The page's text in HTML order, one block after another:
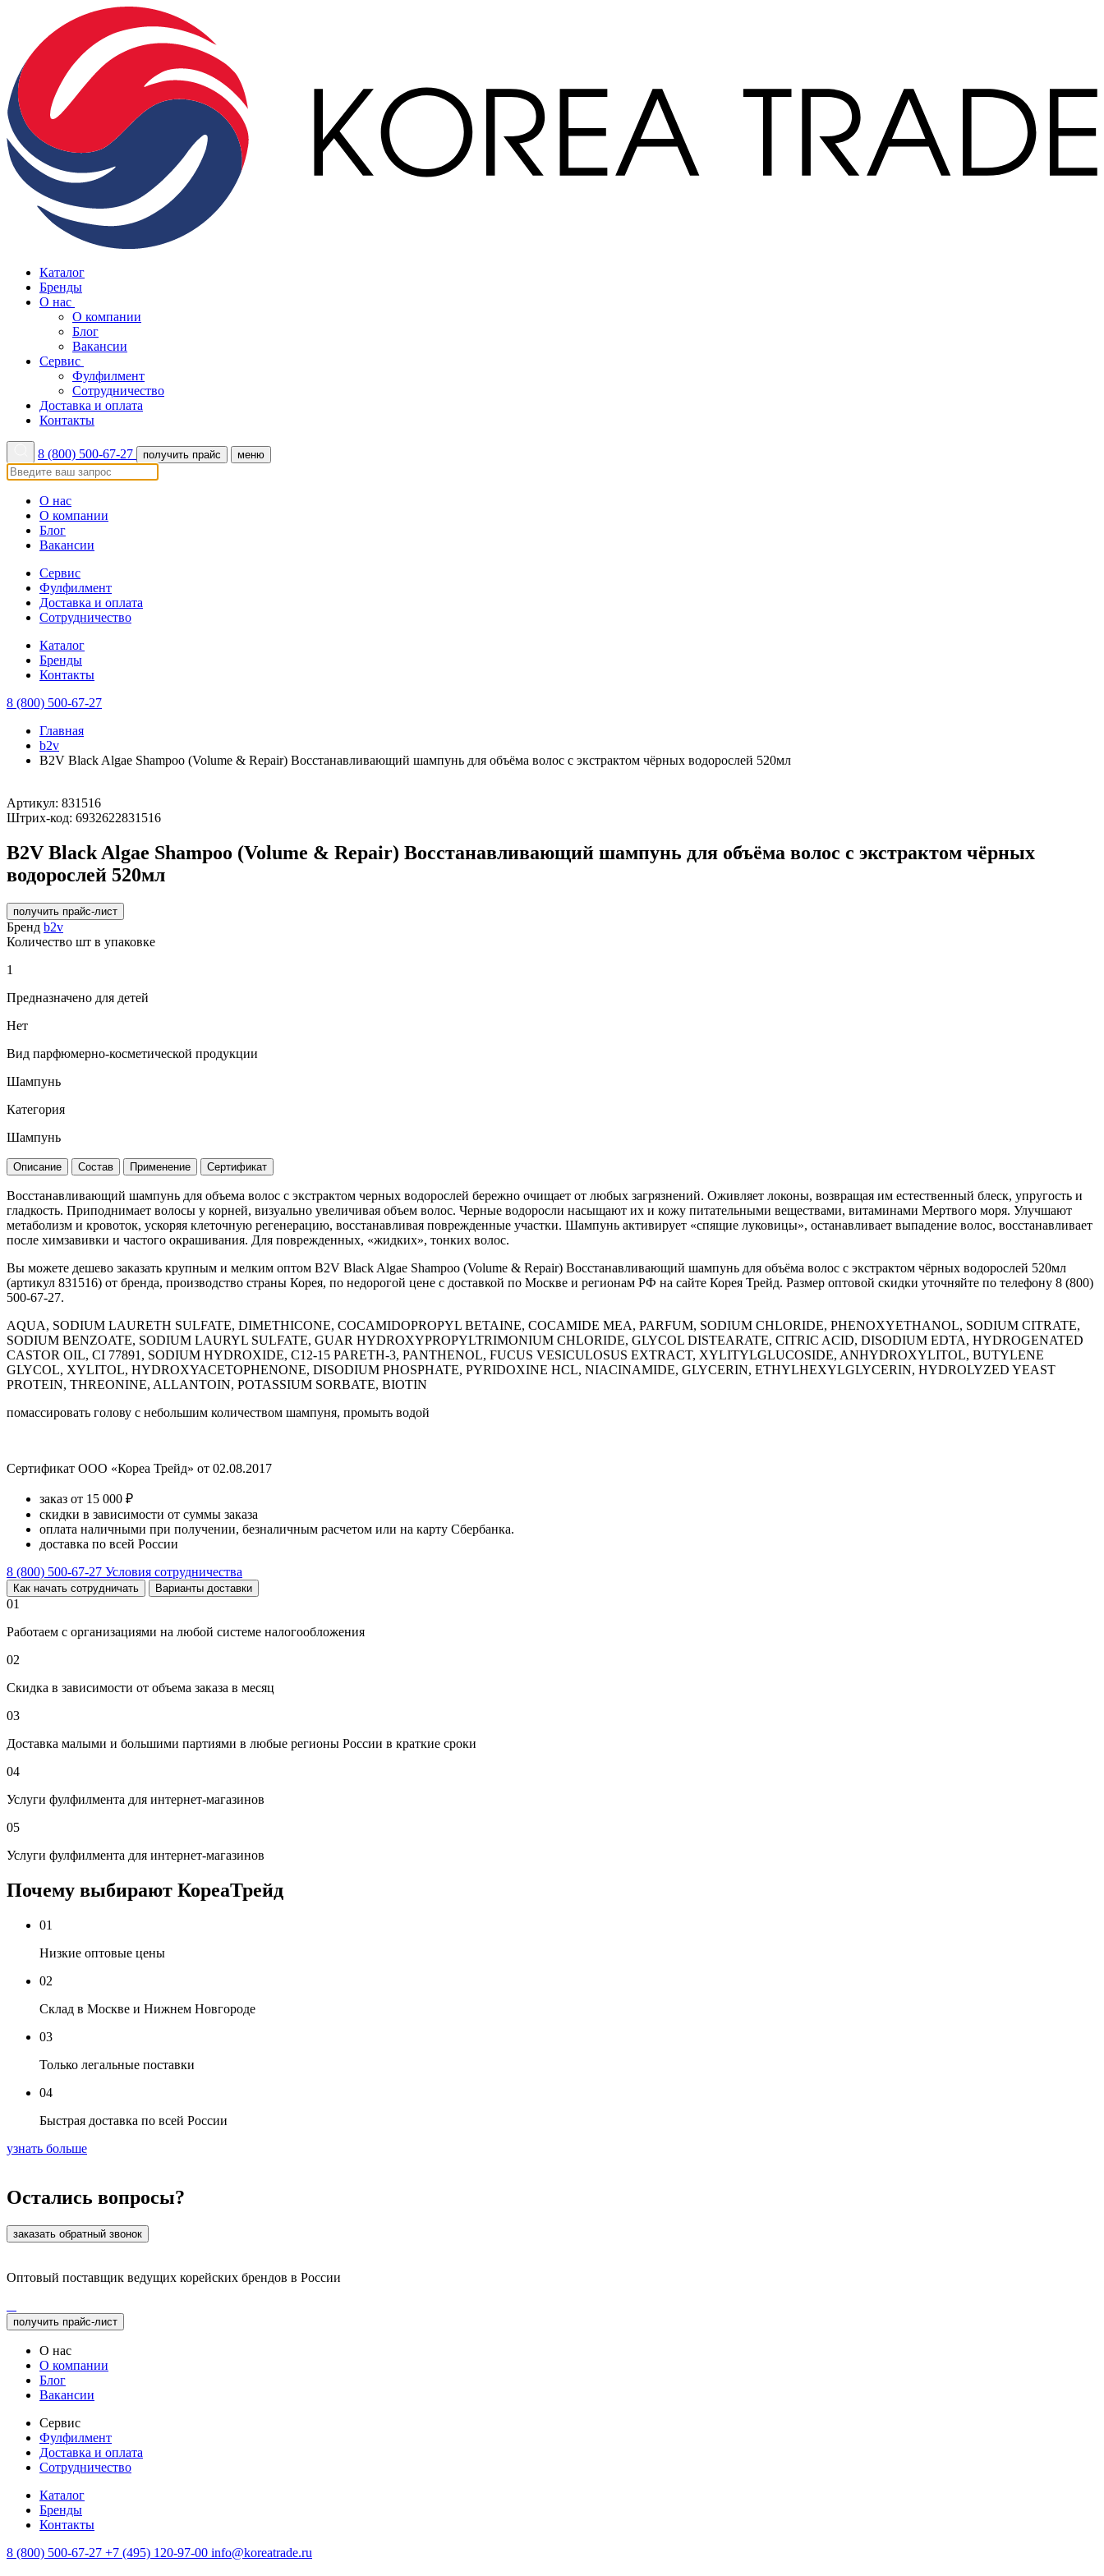
Каталог
Бренды
О нас
О компании
Блог
Вакансии
Сервис
Фулфилмент
Сотрудничество
Доставка и оплата
Контакты
8 (800) 500-67-27 получить прайс меню
О нас
О компании
Блог
Вакансии
Сервис
Фулфилмент
Доставка и оплата
Сотрудничество
Каталог
Бренды
Контакты
8 (800) 500-67-27
Главная
b2v
B2V Black Algae Shampoo (Volume & Repair) Восстанавливающий шампунь для объёма волос с экстрактом чёрных водорослей 520мл
Артикул: 831516
Штрих-код: 6932622831516
B2V Black Algae Shampoo (Volume & Repair) Восстанавливающий шампунь для объёма волос с экстрактом чёрных
водорослей 520мл
получить прайс-лист
Бренд b2v
Количество шт в упаковке
1
Предназначено для детей
Нет
Вид парфюмерно-косметической продукции
Шампунь
Категория
Шампунь
Описание Состав Применение Сертификат
Восстанавливающий шампунь для объема волос с экстрактом черных водорослей бережно очищает от любых загрязнений. Оживляет локоны, возвращая им естественный блеск, упругость и
гладкость. Приподнимает волосы у корней, визуально увеличивая объем волос. Черные водоросли насыщают их и кожу питательными веществами, витаминами Мертвого моря. Улучшают
метаболизм и кровоток, ускоряя клеточную регенерацию, восстанавливая поврежденные участки. Шампунь активирует «спящие луковицы», останавливает выпадение волос, восстанавливает
после химзавивки и частого окрашивания. Для поврежденных, «жидких», тонких волос.
Вы можете дешево заказать крупным и мелким оптом B2V Black Algae Shampoo (Volume & Repair) Восстанавливающий шампунь для объёма волос с экстрактом чёрных водорослей 520мл
(артикул 831516) от бренда, производство страны Корея, по недорогой цене с доставкой по Москве и регионам РФ на сайте Корея Трейд. Размер оптовой скидки уточняйте по телефону 8 (800)
500-67-27.
AQUA, SODIUM LAURETH SULFATE, DIMETHICONE, COCAMIDOPROPYL BETAINE, COCAMIDE MEA, PARFUM, SODIUM CHLORIDE, PHENOXYETHANOL, SODIUM CITRATE,
SODIUM BENZOATE, SODIUM LAURYL SULFATE, GUAR HYDROXYPROPYLTRIMONIUM CHLORIDE, GLYCOL DISTEARATE, CITRIC ACID, DISODIUM EDTA, HYDROGENATED
CASTOR OIL, CI 77891, SODIUM HYDROXIDE, C12-15 PARETH-3, PANTHENOL, FUCUS VESICULOSUS EXTRACT, XYLITYLGLUCOSIDE, ANHYDROXYLITOL, BUTYLENE
GLYCOL, XYLITOL, HYDROXYACETOPHENONE, DISODIUM PHOSPHATE, PYRIDOXINE HCL, NIACINAMIDE, GLYCERIN, ETHYLHEXYLGLYCERIN, HYDROLYZED YEAST
PROTEIN, THREONINE, ALLANTOIN, POTASSIUM SORBATE, BIOTIN
помассировать голову с небольшим количеством шампуня, промыть водой
Сертификат ООО «Кореа Трейд» от 02.08.2017
заказ от 15 000 ₽
скидки в зависимости от суммы заказа
оплата наличными при получении, безналичным расчетом или на карту Сбербанка.
доставка по всей России
8 (800) 500-67-27 Условия сотрудничества
Как начать сотрудничать Варианты доставки
01
Работаем с организациями на любой системе налогообложения
02
Скидка в зависимости от объема заказа в месяц
03
Доставка малыми и большими партиями в любые регионы России в краткие сроки
04
Услуги фулфилмента для интернет-магазинов
05
Услуги фулфилмента для интернет-магазинов
Почему выбирают КореаТрейд
01
Низкие оптовые цены
02
Склад в Москве и Нижнем Новгороде
03
Только легальные поставки
04
Быстрая доставка по всей России
узнать больше
Остались вопросы?
заказать обратный звонок
Оптовый поставщик ведущих корейских брендов в России
получить прайс-лист
О нас
О компании
Блог
Вакансии
Сервис
Фулфилмент
Доставка и оплата
Сотрудничество
Каталог
Бренды
Контакты
8 (800) 500-67-27 +7 (495) 120-97-00 info@koreatrade.ru